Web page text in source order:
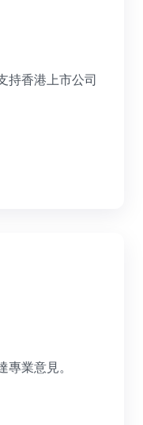
持香港上市公司
業意見。